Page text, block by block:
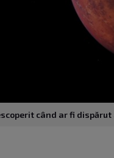
când ar fi